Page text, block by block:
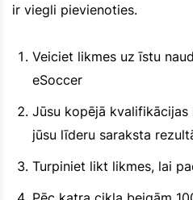
ir viegli pievienoties.
Veiciet likmes uz īstu
eSoccer
Jūsu kopējā
jūsu līderu saraksta
Turpiniet likt likmes, lai